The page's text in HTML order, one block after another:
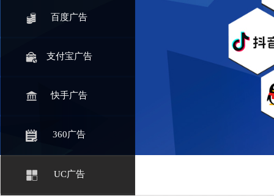
百度广告
支付宝广告
快手广告
360广告
UC广告